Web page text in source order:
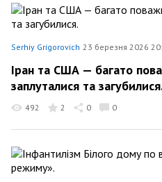
Serhiy Grigorovich 23 березня 2026
Іран та США — багато
заплуталися та
492 2 0 0